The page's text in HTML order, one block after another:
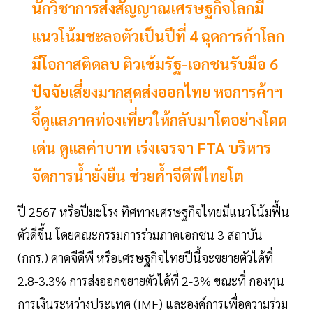
นักวิชาการส่งสัญญาณเศรษฐกิจโลกมี
แนวโน้มชะลอตัวเป็นปีที่ 4 ฉุดการค้าโลก
มีโอกาสติดลบ ติวเข้มรัฐ-เอกชนรับมือ 6
ปัจจัยเสี่ยงมากสุดส่งออกไทย หอการค้าฯ
จี้ดูแลภาคท่องเที่ยวให้กลับมาโตอย่างโดด
เด่น ดูแลค่าบาท เร่งเจรจา FTA บริหาร
จัดการน้ำยั่งยืน ช่วยค้ำจีดีพีไทยโต
ปี 2567 หรือปีมะโรง ทิศทางเศรษฐกิจไทยมีแนวโน้มฟื้น
ตัวดีขึ้น โดยคณะกรรมการร่วมภาคเอกชน 3 สถาบัน
(กกร.) คาดจีดีพี หรือเศรษฐกิจไทยปีนี้จะขยายตัวได้ที่
2.8-3.3% การส่งออกขยายตัวได้ที่ 2-3% ขณะที่ กองทุน
การเงินระหว่างประเทศ (IMF) และองค์การเพื่อความร่วม